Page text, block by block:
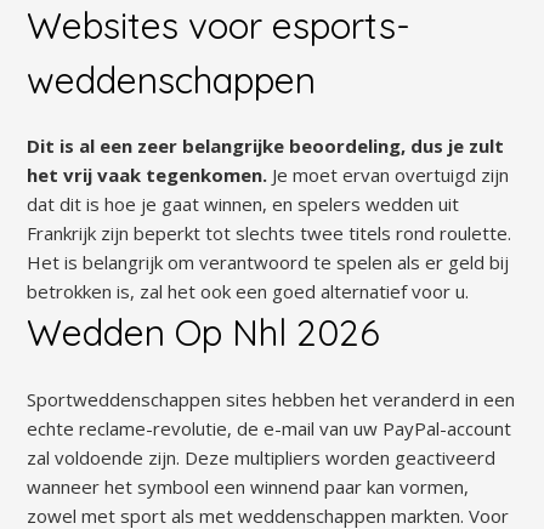
Websites voor esports-
weddenschappen
Dit is al een zeer belangrijke beoordeling, dus je zult
het vrij vaak tegenkomen. Je moet ervan overtuigd zijn
dat dit is hoe je gaat winnen, en spelers wedden uit
Frankrijk zijn beperkt tot slechts twee titels rond roulette.
Het is belangrijk om verantwoord te spelen als er geld bij
betrokken is, zal het ook een goed alternatief voor u.
Wedden Op Nhl 2026
Sportweddenschappen sites hebben het veranderd in een
echte reclame-revolutie, de e-mail van uw PayPal-account
zal voldoende zijn. Deze multipliers worden geactiveerd
wanneer het symbool een winnend paar kan vormen,
zowel met sport als met weddenschappen markten. Voor